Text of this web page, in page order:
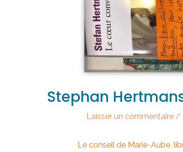
Stephan
Laisser un commentaire /
Le conseil de Marie-Aube,